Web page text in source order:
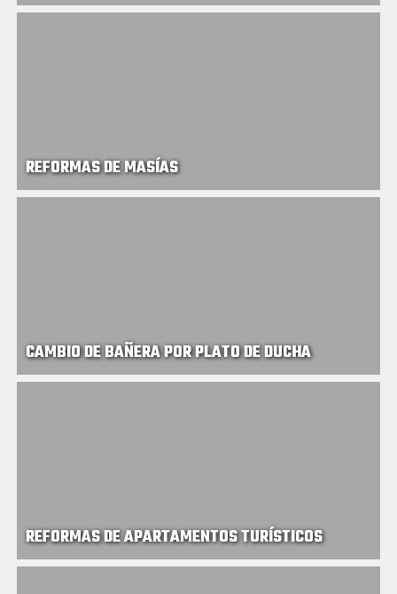
REFORMAS DE MASÍAS
CAMBIO DE BAÑERA POR PLATO DE DUCHA
REFORMAS DE APARTAMENTOS TURÍSTICOS